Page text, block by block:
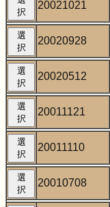
択
20021021
選
択
20020928
選
択
20020512
選
択
20011121
選
択
20011110
選
択
20010708